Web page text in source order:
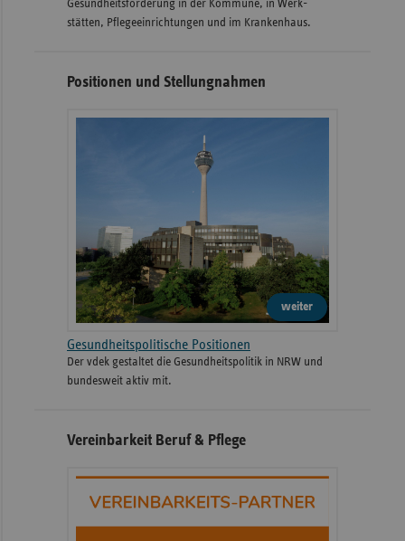
Gesund­heits­­förderung in der Kommune, in Werk­
stätten, Pflege­einrichtungen und im Kranken­haus.
Positionen und Stellungnahmen
weiter
Gesundheitspolitische Positionen
Der vdek gestaltet die Gesundheitspolitik in NRW und
bundesweit aktiv mit.
Vereinbarkeit Beruf & Pflege